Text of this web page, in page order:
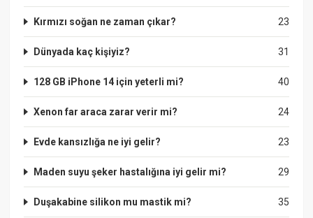
23
Kırmızı soğan ne zaman çıkar?
31
Dünyada kaç kişiyiz?
40
128 GB iPhone 14 için yeterli mi?
24
Xenon far araca zarar verir mi?
23
Evde kansızlığa ne iyi gelir?
29
Maden suyu şeker hastalığına iyi gelir mi?
35
Duşakabine silikon mu mastik mi?